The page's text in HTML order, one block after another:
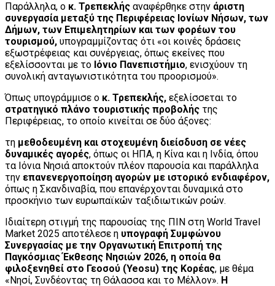
Παράλληλα, ο κ. Τρεπεκλής αναφέρθηκε στην άριστη
συνεργασία μεταξύ της Περιφέρειας Ιονίων Νήσων, των
Δήμων, των Επιμελητηρίων και των φορέων του
τουρισμού, υπογραμμίζοντας ότι «οι κοινές δράσεις
εξωστρέφειας και συνέργειας, όπως εκείνες που
εξελίσσονται με το Ιόνιο Πανεπιστήμιο, ενισχύουν τη
συνολική ανταγωνιστικότητα του προορισμού».
Όπως υπογράμμισε ο κ. Τρεπεκλής, εξελίσσεται το
στρατηγικό πλάνο τουριστικής προβολής της
Περιφέρειας, το οποίο κινείται σε δύο άξονες:
τη μεθοδευμένη και στοχευμένη διείσδυση σε νέες
δυναμικές αγορές, όπως οι ΗΠΑ, η Κίνα και η Ινδία, όπου
τα Ιόνια Νησιά αποκτούν πλέον παρουσία και παράλληλα
την επανενεργοποίηση αγορών με ιστορικό ενδιαφέρον,
όπως η Σκανδιναβία, που επανέρχονται δυναμικά στο
προσκήνιο των ευρωπαϊκών ταξιδιωτικών ροών.
Ιδιαίτερη στιγμή της παρουσίας της ΠΙΝ στη World Travel
Market 2025 αποτέλεσε η υπογραφή Συμφώνου
Συνεργασίας με την Οργανωτική Επιτροπή της
Παγκόσμιας Έκθεσης Νησιών 2026, η οποία θα
φιλοξενηθεί στο Γεοσού (Yeosu) της Κορέας, με θέμα
«Νησί, Συνδέοντας τη Θάλασσα και το Μέλλον». Η